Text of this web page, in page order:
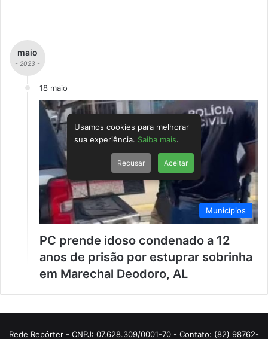
maio
- 2023 -
18 maio
Municípios
PC prende idoso condenado a 12
anos de prisão por estuprar sobrinha
em Marechal Deodoro, AL
Rede Repórter - CNPJ: 07.628.309/0001-70 - Contato: (82) 98762-
Usamos cookies para melhorar
sua experiência. Saiba mais.
Recusar Aceitar